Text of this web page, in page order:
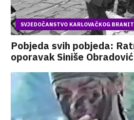
SVJEDOČANSTVO KARLOVAČKOG
Pobjeda svih pobjeda:
oporavak Siniše